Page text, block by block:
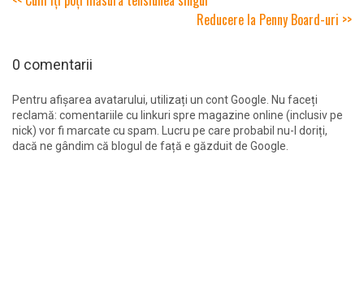
Reducere la Penny Board-uri >>
0 comentarii
Pentru afișarea avatarului, utilizați un cont Google. Nu faceți
reclamă: comentariile cu linkuri spre magazine online (inclusiv pe
nick) vor fi marcate cu spam. Lucru pe care probabil nu-l doriți,
dacă ne gândim că blogul de față e găzduit de Google.